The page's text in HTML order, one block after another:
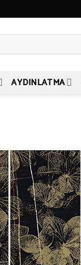
AYDINLATMA